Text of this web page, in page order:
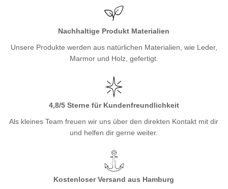
Nachhaltige Produkt Materialien
Unsere Produkte werden aus natürlichen Materialien, wie Leder,
Marmor und Holz, gefertigt.
4,8/5 Sterne für Kundenfreundlichkeit
Als kleines Team freuen wir uns über den direkten Kontakt mit dir
und helfen dir gerne weiter.
Kostenloser Versand aus Hamburg